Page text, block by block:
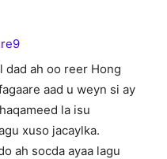
dad ah oo reer Hong
aad u weyn si ay
la isu
xuso jacaylka.
ah socda ayaa lagu